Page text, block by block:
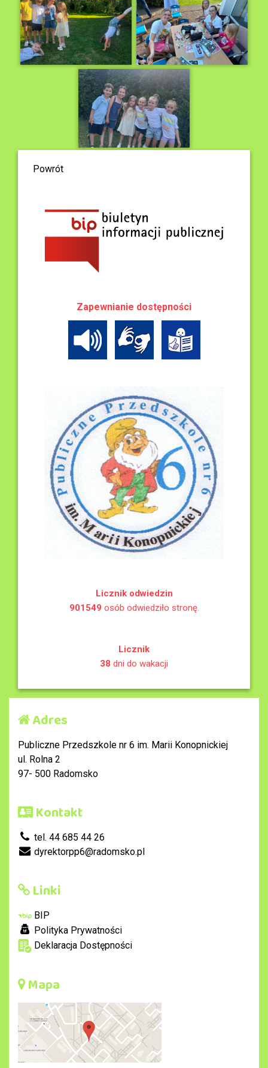
Powrót
Zapewnianie dostępności
Licznik odwiedzin
901549 osób odwiedziło stronę.
Licznik
38 dni do wakacji
Adres
Publiczne Przedszkole nr 6 im. Marii Konopnickiej
ul. Rolna 2
97- 500 Radomsko
Kontakt
tel. 44 685 44 26
dyrektorpp6@radomsko.pl
Linki
BIP
Polityka Prywatności
Deklaracja Dostępności
Mapa